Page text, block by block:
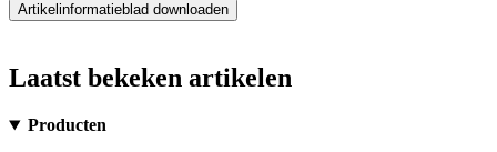
Artikelinformatieblad downloaden
Laatst bekeken artikelen
Producten